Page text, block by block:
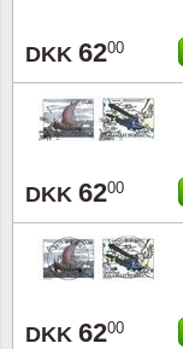
DKK 6200
DKK 6200
DKK 6200